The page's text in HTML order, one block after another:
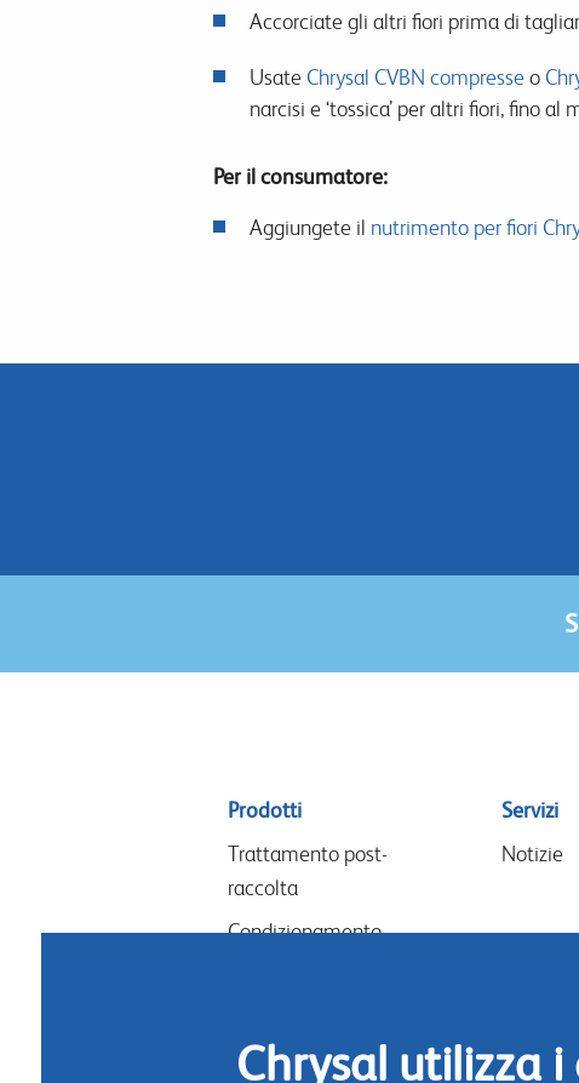
Accorciate gli altri fiori prima di
Usate Chrysal CVBN compresse o
narcisi e ‘tossica’ per altri fiori, fino
Per il consumatore:
Aggiungete il nutrimento per fiori
Sitemap
menu
Prodotti
Trattamento post-
raccolta
Condizionamento
Igiene
Servizi
Notizie
Chrysal utilizza i